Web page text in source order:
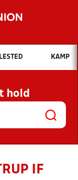
vil du søge efter?
OG NYHEDER
OG
KAMP
hold
IF